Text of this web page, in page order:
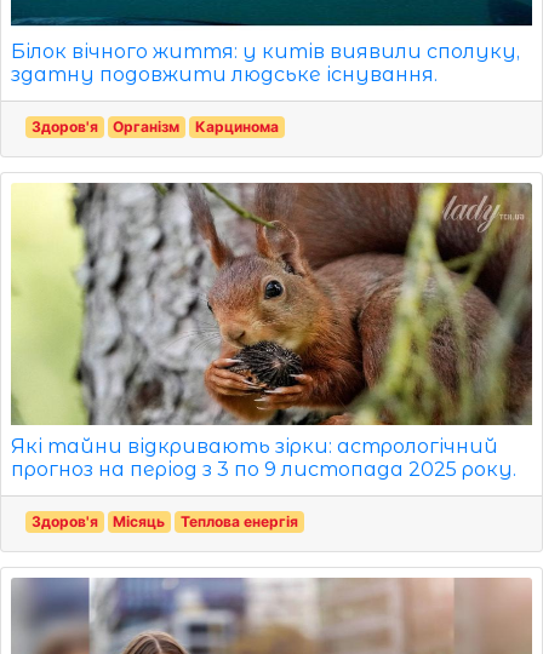
Білок вічного життя: у китів виявили сполуку,
здатну подовжити людське існування.
Здоров'я Організм Карцинома
Які тайни відкривають зірки: астрологічний
прогноз на період з 3 по 9 листопада 2025 року.
Здоров'я Місяць Теплова енергія